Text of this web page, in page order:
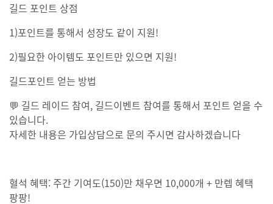
길드 포인트 상점
1)포인트를 통해서 성장도 같이 지원!
2)필요한 아이템도 포인트만 있으면 지원!
길드포인트 얻는 방법
💬 길드 레이드 참여, 길드이벤트 참여를 통해서 포인트 얻을 수
있습니다.
자세한 내용은 가입상담으로 문의 주시면 감사하겠습니다
혈석 혜택: 주간 기여도(150)만 채우면 10,000개 + 만렙 혜택
팡팡!